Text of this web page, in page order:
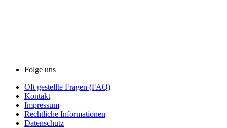
Folge uns
Oft gestellte Fragen (FAQ)
Kontakt
Impressum
Rechtliche Informationen
Datenschutz